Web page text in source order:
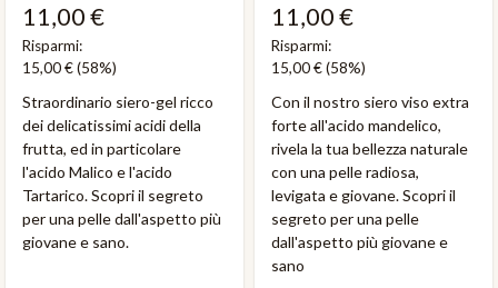
11,00 €
Risparmi:
15,00 €(58%)
Straordinario siero-gel ricco
dei delicatissimi acidi della
frutta, ed in particolare
l'acido Malico e l'acido
Tartarico. Scopri il segreto
per una pelle dall'aspetto più
giovane e sano.
11,00 €
Risparmi:
15,00 €(58%)
Con il nostro siero viso extra
forte all'acido mandelico,
rivela la tua bellezza naturale
con una pelle radiosa,
levigata e giovane. Scopri il
segreto per una pelle
dall'aspetto più giovane e
sano